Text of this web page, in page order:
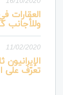
العقارات
وللأجانب
11/02/2020
تعرّف على